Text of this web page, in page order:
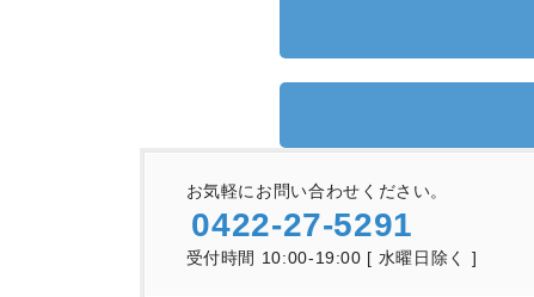
お気軽にお問い合わせください。
0422-27-5291
受付時間 10:00-19:00 [ 水曜日除く ]